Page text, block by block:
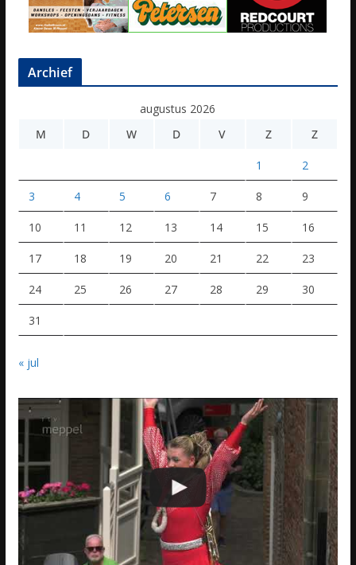
Archief
augustus 2026
M
D W D V Z Z
1 2
3 4 5 6 7 8 9
10 11 12 13 14 15 16
17 18 19 20 21 22 23
24 25 26 27 28 29 30
31
« jul